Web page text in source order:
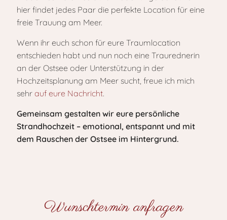
hier findet jedes Paar die perfekte Location für eine
freie Trauung am Meer.
Wenn ihr euch schon für eure Traumlocation
entschieden habt und nun noch eine Traurednerin
an der Ostsee oder Unterstützung in der
Hochzeitsplanung am Meer sucht, freue ich mich
sehr auf eure Nachricht.
Gemeinsam gestalten wir eure persönliche
Strandhochzeit – emotional, entspannt und mit
dem Rauschen der Ostsee im Hintergrund.
Wunschtermin anfragen